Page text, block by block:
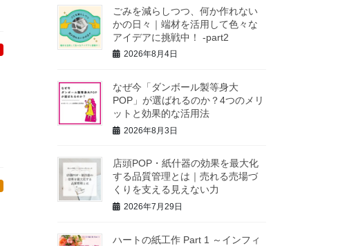
ごみを減らしつつ、何か作れない
かの日々｜端材を活用して色々な
アイデアに挑戦中！ -part2
2026年8月4日
なぜ今「ダンボール製等身大
POP」が選ばれるのか？4つのメリ
ットと効果的な活用法
2026年8月3日
店頭POP・紙什器の効果を最大化
する品質管理とは｜売れる売場づ
くりを支える見えない力
2026年7月29日
ハートの紙工作 Part 1 ～インフィ